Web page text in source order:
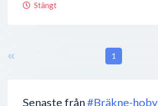
Senaste från#Bräkne-hoby
Stängt
1